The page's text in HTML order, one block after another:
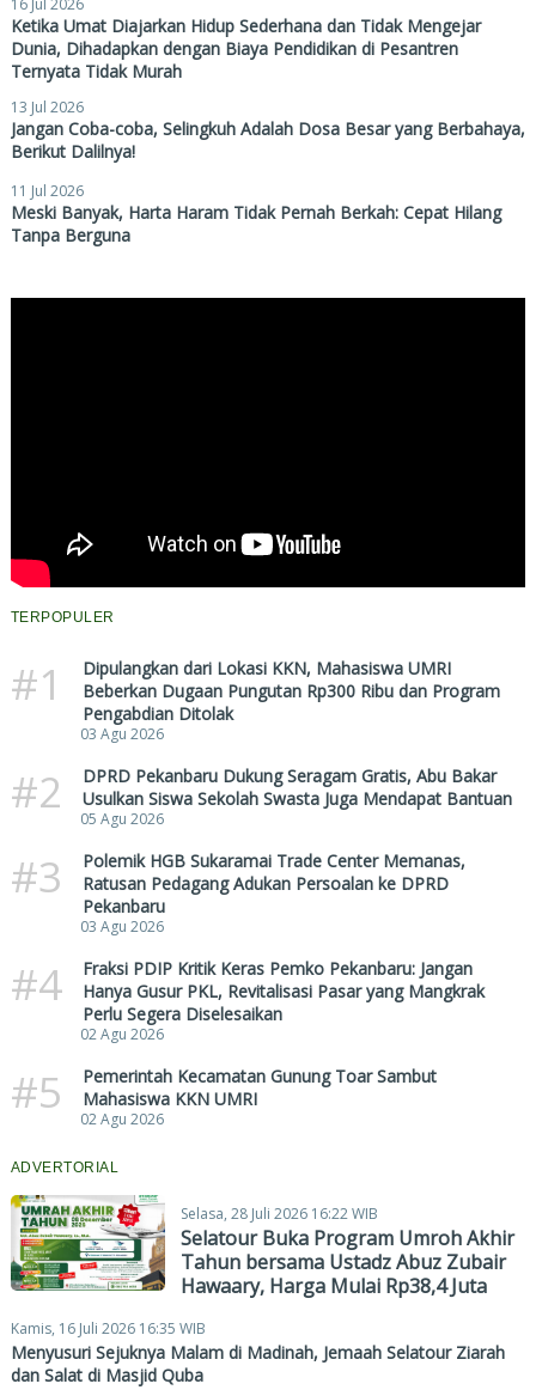
16 Jul 2026
Ketika Umat Diajarkan Hidup Sederhana dan Tidak Mengejar
Dunia, Dihadapkan dengan Biaya Pendidikan di Pesantren
Ternyata Tidak Murah
13 Jul 2026
Jangan Coba-coba, Selingkuh Adalah Dosa Besar yang Berbahaya,
Berikut Dalilnya!
11 Jul 2026
Meski Banyak, Harta Haram Tidak Pernah Berkah: Cepat Hilang
Tanpa Berguna
TERPOPULER
#1
Dipulangkan dari Lokasi KKN, Mahasiswa UMRI
Beberkan Dugaan Pungutan Rp300 Ribu dan Program
Pengabdian Ditolak
03 Agu 2026
#2
DPRD Pekanbaru Dukung Seragam Gratis, Abu Bakar
Usulkan Siswa Sekolah Swasta Juga Mendapat Bantuan
05 Agu 2026
#3
Polemik HGB Sukaramai Trade Center Memanas,
Ratusan Pedagang Adukan Persoalan ke DPRD
Pekanbaru
03 Agu 2026
#4
Fraksi PDIP Kritik Keras Pemko Pekanbaru: Jangan
Hanya Gusur PKL, Revitalisasi Pasar yang Mangkrak
Perlu Segera Diselesaikan
02 Agu 2026
#5
Pemerintah Kecamatan Gunung Toar Sambut
Mahasiswa KKN UMRI
02 Agu 2026
ADVERTORIAL
Selasa, 28 Juli 2026 16:22 WIB
Selatour Buka Program Umroh Akhir
Tahun bersama Ustadz Abuz Zubair
Hawaary, Harga Mulai Rp38,4 Juta
Kamis, 16 Juli 2026 16:35 WIB
Menyusuri Sejuknya Malam di Madinah, Jemaah Selatour Ziarah
dan Salat di Masjid Quba